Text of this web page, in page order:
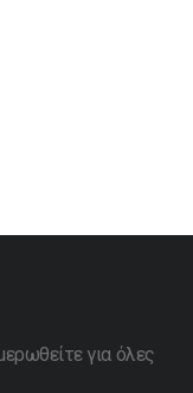
για όλες